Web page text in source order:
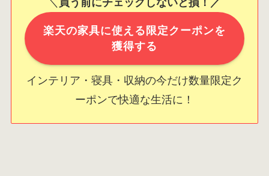
＼ 買う前にチェックしないと損！／
楽天の家具に使える限定クーポンを
獲得する
インテリア・寝具・収納の今だけ数量限定ク
ーポンで快適な生活に！